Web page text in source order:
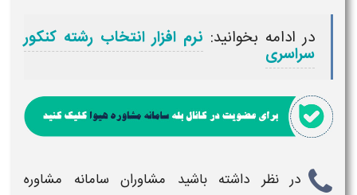
در ادامه بخوانید: نرم افزار انتخاب رشته کنکور
سراسری
در نظر داشته باشید مشاوران سامانه مشاوره